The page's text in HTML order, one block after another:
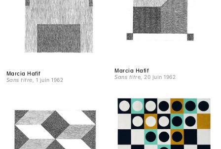
Marcia Hafif
Sans titre , 1 juin 1962
Marcia Hafif
Sans titre , 20 juin 1962